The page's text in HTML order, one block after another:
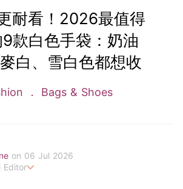
耐看！2026最值得
9款白色手袋：奶油
白、雪白色都想收
Bags & Shoes
on 06 Jul 2026
Editor